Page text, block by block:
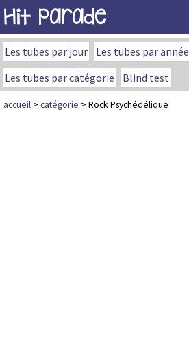
Hit Parade
Les tubes par jour Les tubes par année
Les tubes par catégorie
Blind test
accueil > catégorie > Rock Psychédélique